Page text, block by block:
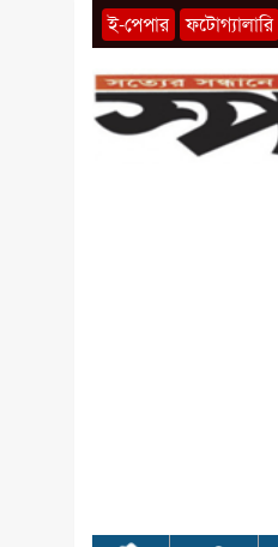
ই-পেপার ফটোগ্যালারি